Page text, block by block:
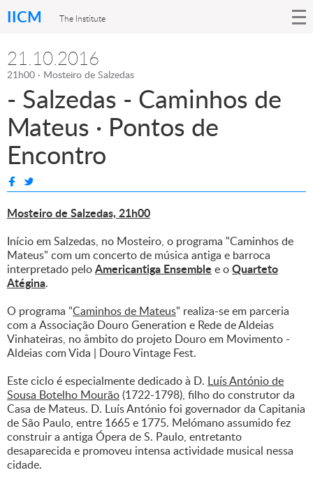
IICM The Institute
21.10.2016
21h00 · Mosteiro de Salzedas
- Salzedas - Caminhos de
Mateus · Pontos de
Encontro
Mosteiro de Salzedas, 21h00
Início em Salzedas, no Mosteiro, o programa "Caminhos de
Mateus" com um concerto de música antiga e barroca
interpretado peloAmericantiga Ensemble e oQuarteto
Atégina.
O programa "Caminhos de Mateus" realiza-se em parceria
com a Associação Douro Generation e Rede de Aldeias
Vinhateiras, no âmbito do projeto Douro em Movimento -
Aldeias com Vida | Douro Vintage Fest.
Este ciclo é especialmente dedicado à D. Luís António de
Sousa Botelho Mourão(1722-1798), filho do construtor da
Casa de Mateus. D. Luís António foi governador da Capitania
de São Paulo, entre 1665 e 1775. Melómano assumido fez
construir a antiga Ópera de S. Paulo, entretanto
desaparecida e promoveu intensa actividade musical nessa
cidade.